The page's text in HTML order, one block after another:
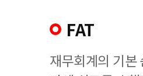
FAT
재무회계의 기본